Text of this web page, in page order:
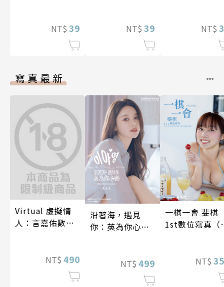
NT$ 39
滿人電車(第13
NT$ 39 NT$
寫真最新
Virtual 虛擬情
人：言嘉佑數位
NT$ 490
沿著海，遇見
你：英為你心動
NT$ 499
一棋一會 斐棋
1st數位寫真（
NT$